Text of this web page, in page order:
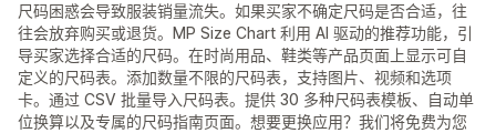
尺码困惑会导致服装销量流失。如果买家不确定尺码是否合适，往
往会放弃购买或退货。MP Size Chart 利用 AI 驱动的推荐功能，引
导买家选择合适的尺码。在时尚用品、鞋类等产品页面上显示可自
定义的尺码表。添加数量不限的尺码表，支持图片、视频和选项
卡。通过 CSV 批量导入尺码表。提供 30 多种尺码表模板、自动单
位换算以及专属的尺码指南页面。想要更换应用？我们将免费为您